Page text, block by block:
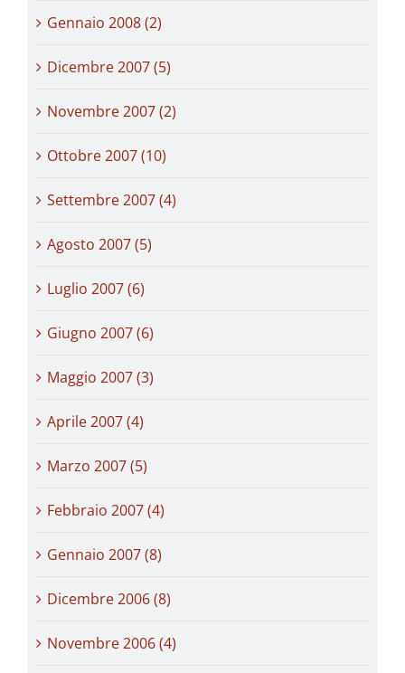
Gennaio 2008 (2)
Dicembre 2007 (5)
Novembre 2007 (2)
Ottobre 2007 (10)
Settembre 2007 (4)
Agosto 2007 (5)
Luglio 2007 (6)
Giugno 2007 (6)
Maggio 2007 (3)
Aprile 2007 (4)
Marzo 2007 (5)
Febbraio 2007 (4)
Gennaio 2007 (8)
Dicembre 2006 (8)
Novembre 2006 (4)